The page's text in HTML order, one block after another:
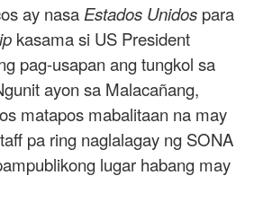
ay nasa Estados Unidos para
kasama si US President
pag-usapan ang tungkol sa
ayon sa Malacañang,
matapos mabalitaan na may
pa ring naglalagay ng SONA
lugar habang may